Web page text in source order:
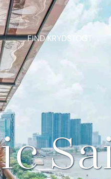
FIND KRYDSTOGT